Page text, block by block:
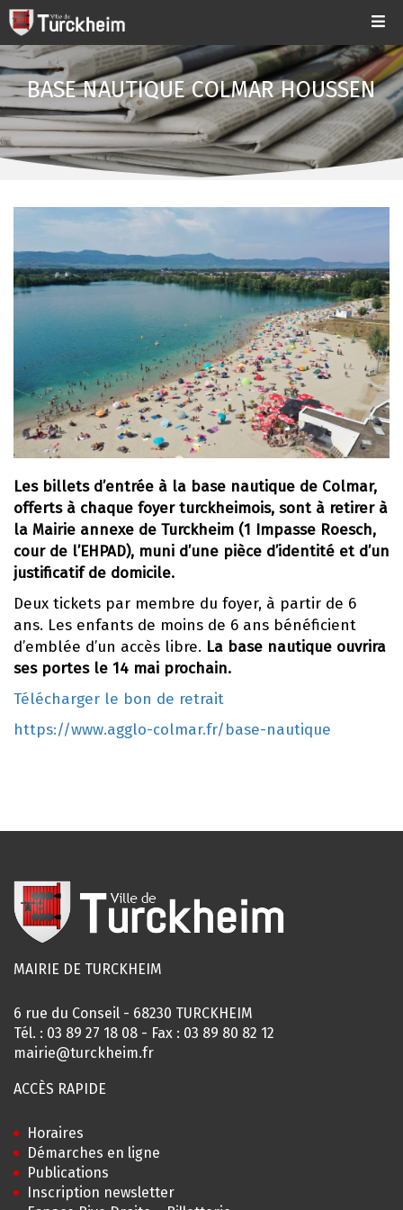
BASE NAUTIQUE COLMAR HOUSSEN
Les billets d’entrée à la base nautique de Colmar,
offerts à chaque foyer turckheimois, sont à retirer à
la Mairie annexe de Turckheim (1 Impasse Roesch,
cour de l’EHPAD), muni d’une pièce d’identité et d’un
justificatif de domicile.
Deux tickets par membre du foyer, à partir de 6
ans. Les enfants de moins de 6 ans bénéficient
d’emblée d’un accès libre. La base nautique ouvrira
ses portes le 14 mai prochain.
Télécharger le bon de retrait
https://www.agglo-colmar.fr/base-nautique
MAIRIE DE TURCKHEIM
6 rue du Conseil - 68230 TURCKHEIM
Tél. : 03 89 27 18 08 - Fax : 03 89 80 82 12
mairie@turckheim.fr
ACCÈS RAPIDE
Horaires
Démarches en ligne
Publications
Inscription newsletter